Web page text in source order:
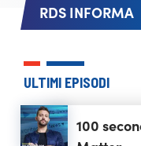
RDS INFORMA
ULTIMI EPISODI
100